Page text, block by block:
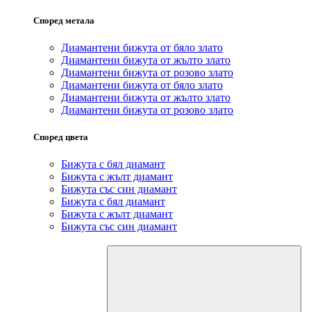
Според метала
Диамантени бижута от бяло злато
Диамантени бижута от жълто злато
Диамантени бижута от розово злато
Диамантени бижута от бяло злато
Диамантени бижута от жълто злато
Диамантени бижута от розово злато
Според цвета
Бижута с бял диамант
Бижута с жълт диамант
Бижута със син диамант
Бижута с бял диамант
Бижута с жълт диамант
Бижута със син диамант